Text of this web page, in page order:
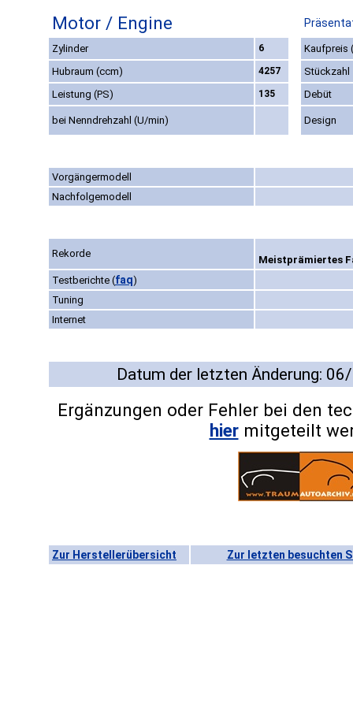
Motor / Engine
Zylinder 6
Kaufpreis
Hubraum (ccm)
4257
Stückzahl
Leistung (PS)
135 Debüt
bei Nenndrehzahl (U/min) Design
Vorgängermodell
Nachfolgemodell
Rekorde
Meistprämiertes
Testberichte (faq)
Tuning
Internet
Datum der letzten Änderung:
Ergänzungen oder Fehler bei den
hiermitgeteilt
Zur Herstellerübersicht Zur letzten besuchten